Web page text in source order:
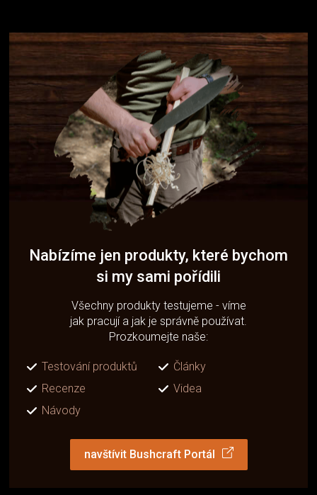
Nabízíme jen produkty, které bychom
si my sami pořídili
Všechny produkty testujeme - víme
jak pracují a jak je správně používat.
Prozkoumejte naše:
Testování produktů
Články
Recenze
Videa
Návody
navštívit Bushcraft Portál